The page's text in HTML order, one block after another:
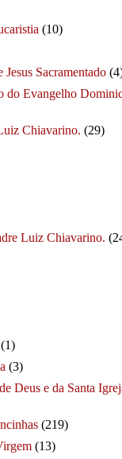
(10)
Sacramentado
do Evangelho
Chiavarino. (29)
Luiz Chiavarino.
(1)
(3)
Deus e da Santa
(219)
(13)